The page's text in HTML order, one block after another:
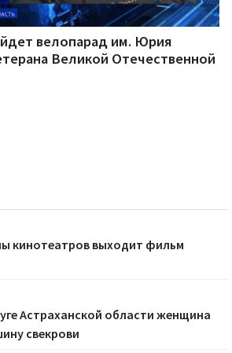
велопарад им. Юрия
Великой Отечественной
кинотеатров выходит фильм
Астраханской области женщина
свекрови